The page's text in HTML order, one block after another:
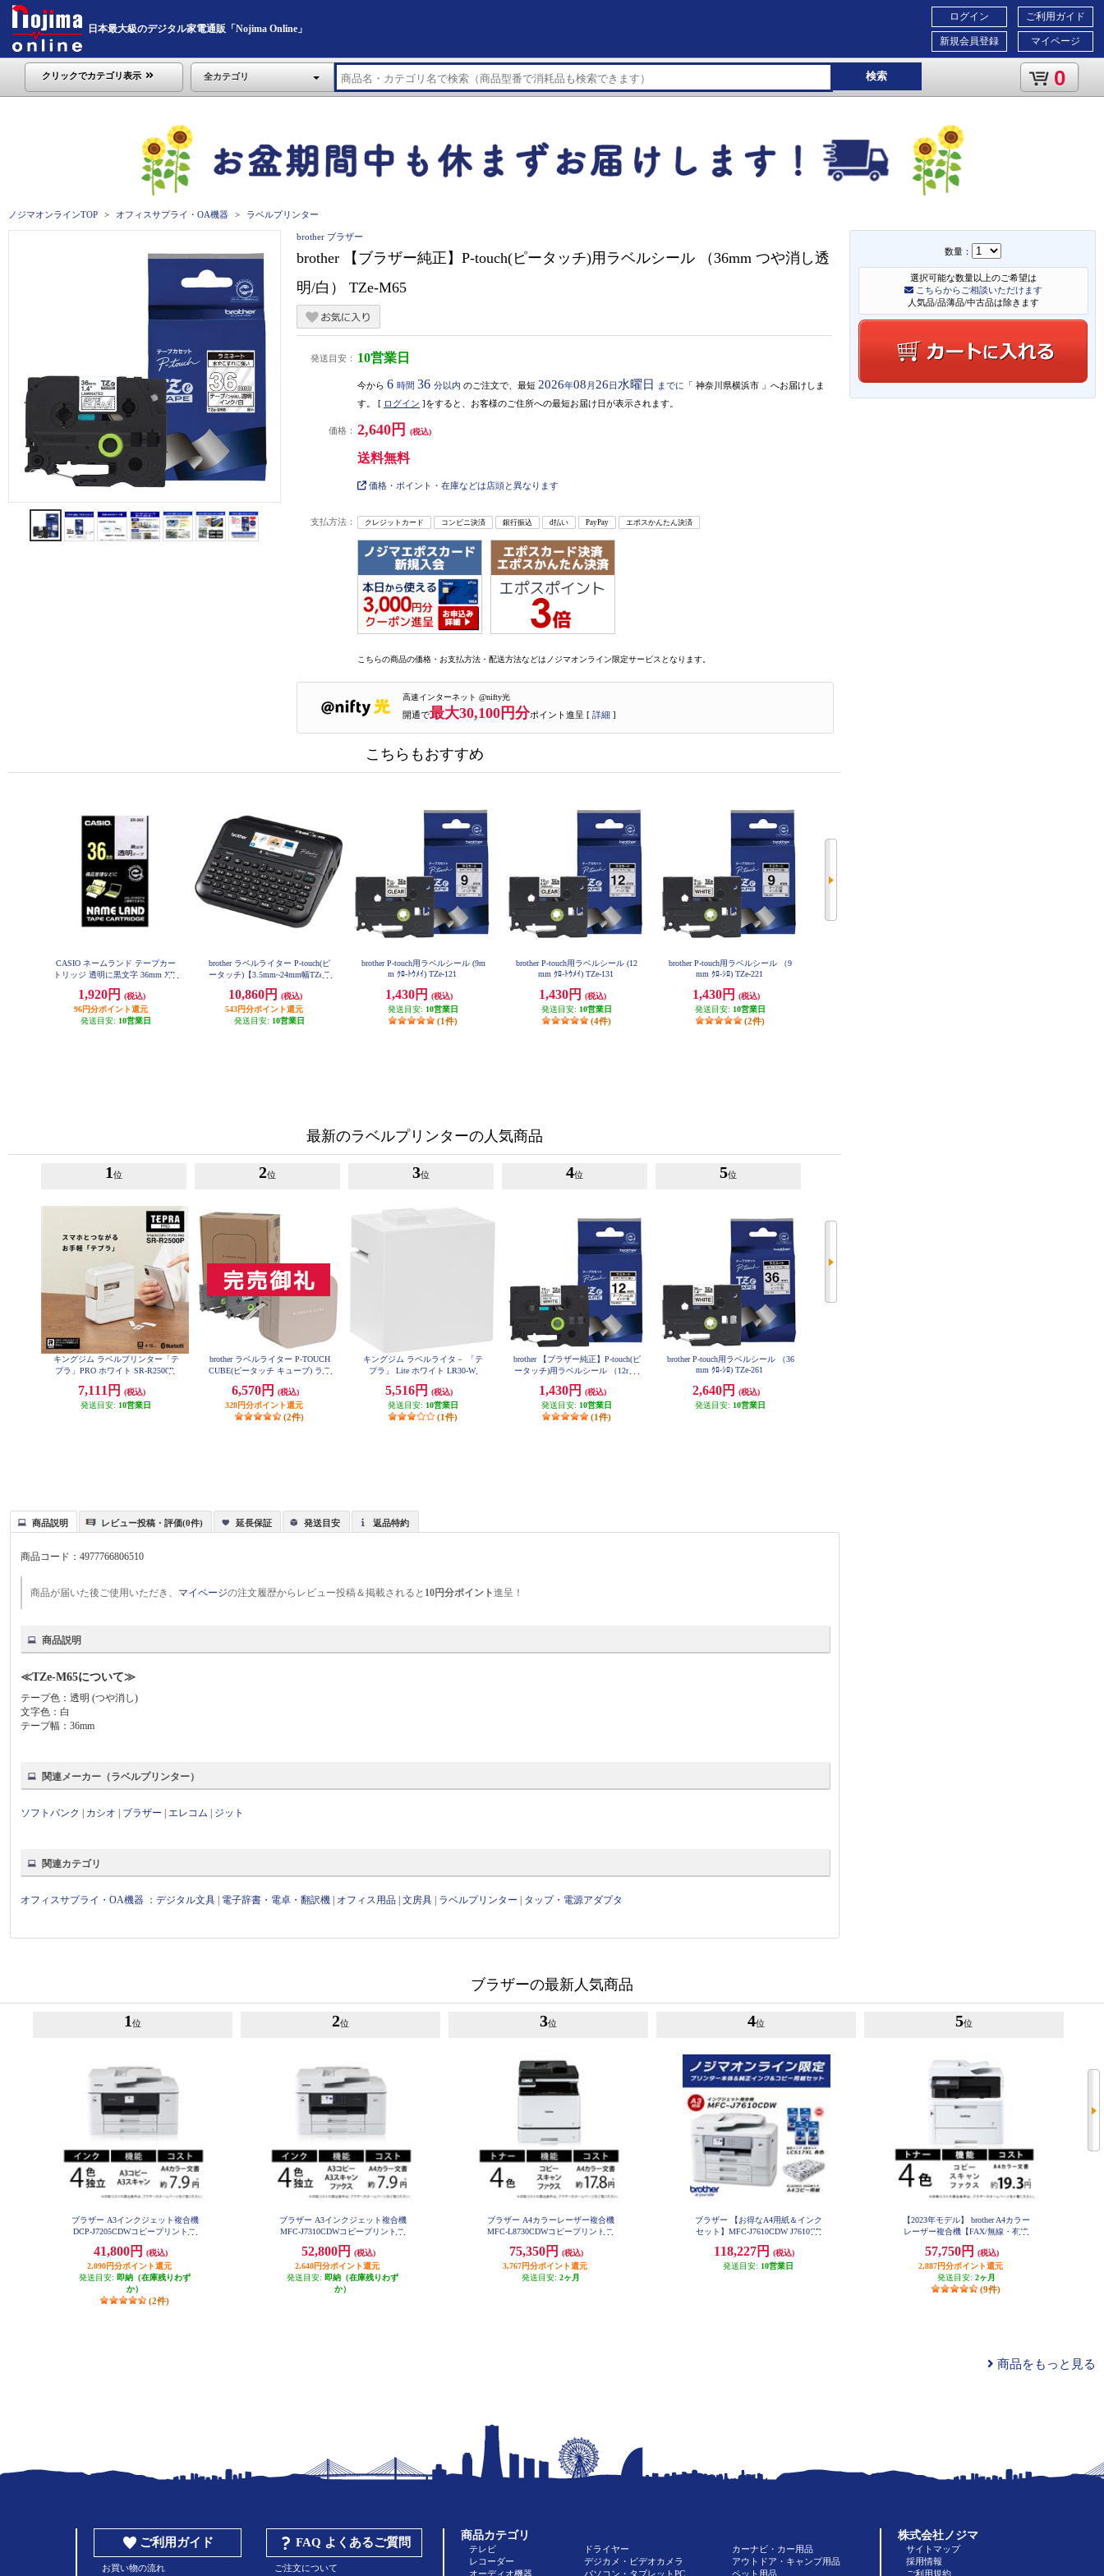
日本最大級のデジタル家電通販「Nojima Online」
ご利用ガイド
マイページ
ログイン
新規会員登録
クリックでカテゴリ表示 全カテゴリ 検索 0
ノジマオンラインTOP オフィスサプライ・OA機器 ラベルプリンター
数量：
選択可能な数量以上のご希望は
こちらからご相談いただけます
人気品/品薄品/中古品は除きます
brother ブラザー
brother 【ブラザー純正】P-touch(ピータッチ)用ラベルシール （36mm つや消し透
明/白） TZe-M65
発送目安： 10営業日
今から 6 時間 36 分以内 のご注文で、最短 2026年08 月 26日 水曜日 までに 「 神奈川県横浜市 」 へお届けしま
す。 [ ログイン ]をすると、お客様のご住所への最短お届け日が表示されます。
価格： 2,640円 (税込)
送料無料
価格・ポイント・在庫などは店頭と異なります
支払方法： クレジットカード コンビニ決済 銀行振込 d払い PayPay エポスかんたん決済
こちらの商品の価格・お支払方法・配送方法などはノジマオンライン限定サービスとなります。
高速インターネット @nifty光
開通で最大30,100円分ポイント進呈 [ 詳細 ]
こちらもおすすめ
CASIO ネームランド テープカー
トリッジ 透明に黒文字 36mm XR-
1,920円
(税込)
96円分ポイント還元
発送目安: 10営業日
brother ラベルライター P-touch(ピ
ータッチ)【3.5mm~24mm幅TZeテ
ー液晶】 PT-D610BT
10,860円
(税込)
543円分ポイント還元
発送目安: 10営業日
brother P-touch用ラベルシール (9m
m ｸﾛ-ﾄｳﾒｲ) TZe-121
1,430円
(税込)
発送目安: 10営業日
(1件)
brother P-touch用ラベルシール (12
mm ｸﾛ-ﾄｳﾒｲ) TZe-131
1,430円
(税込)
発送目安: 10営業日
(4件)
brother P-touch用ラベルシール （9
mm ｸﾛ-ｼﾛ) TZe-221
1,430円
(税込)
発送目安: 10営業日
(2件)
最新のラベルプリンターの人気商品
1 位
キングジム ラベルプリンター「テ
プラ」PRO ホワイト SR-R2500P
7,111円
(税込)
発送目安: 10営業日
2位
brother ラベルライター P-TOUCH
CUBE(ピータッチ キューブ) ラテ
ープ対応 PT-P300BTLT
6,570円
(税込)
328円分ポイント還元
(2件)
3位
キングジム ラベルライタ－ 「テ
プラ」 Lite ホワイト LR30-W
5,516円
(税込)
発送目安: 10営業日
(1件)
4位
brother 【ブラザー純正】P-touch(ピ
ータッチ)用ラベルシール （12mm
1,430円
(税込)
発送目安: 10営業日
(1件)
5位
brother P-touch用ラベルシール （36
mm ｸﾛ-ｼﾛ) TZe-261
2,640円
(税込)
発送目安: 10営業日
商品説明 レビュー投稿・評価(0件) 延長保証 発送目安 返品特約
商品コード：4977766806510
商品が届いた後ご使用いただき、 マイページの注文履歴からレビュー投稿＆掲載されると 10円分ポイント進呈！
商品説明
≪TZe-M65について≫
テープ色：透明 (つや消し)
文字色：白
テープ幅：36mm
関連メーカー（ラベルプリンター）
ソフトバンク カシオ ブラザー エレコム ジット
関連カテゴリ
オフィスサプライ・OA機器 ：デジタル文具 電子辞書・電卓・翻訳機 オフィス用品 |文房具 ラベルプリンター タップ・電源アダプタ
ブラザーの最新人気商品
1 位
ブラザー A3インクジェット複合機
DCP-J7205CDWコピープリントス
DCP-J7205CDW
41,800円
(税込)
2,090円分ポイント還元
発送目安: 即納（在庫残りわず
か）
(2件)
2位
ブラザー A3インクジェット複合機
MFC-J7310CDWコピープリントス
ネス MFC-J7310CDW
52,800円
(税込)
2,640円分ポイント還元
発送目安: 即納（在庫残りわず
か）
3位
ブラザー A4カラーレーザー複合機
MFC-L8730CDWコピープリントス
LAN MFC-L8730CDW
75,350円
(税込)
3,767円分ポイント還元
発送目安: 2ヶ月
4位
ブラザー 【お得なA4用紙＆インク
セット】MFC-J7610CDW J7610CD
118,227円
(税込)
発送目安: 10営業日
5位
【2023年モデル】 brother A4カラー
レーザー複合機【FAX/無線・有線
CDW
57,750円
(税込)
2,887円分ポイント還元
発送目安: 2ヶ月
(9件)
商品をもっと見る
ご利用ガイド
お買い物の流れ
FAQ よくあるご質問
ご注文について
商品カテゴリ
テレビ
レコーダー
オーディオ機器
ドライヤー
デジカメ・ビデオカメラ
パソコン・タブレットPC
カーナビ・カー用品
アウトドア・キャンプ用品
ペット用品
株式会社ノジマ
サイトマップ
採用情報
ご利用規約